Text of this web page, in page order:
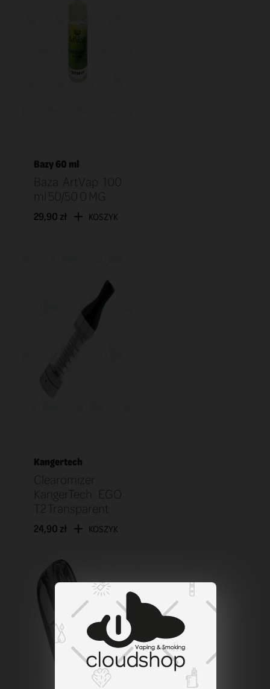
Bazy 60 ml
Baza ArtVap 100
ml 50/50 0 MG
29,90 zł KOSZYK
Kangertech
Clearomizer
KangerTech EGO
T2 Transparent
24,90 zł KOSZYK